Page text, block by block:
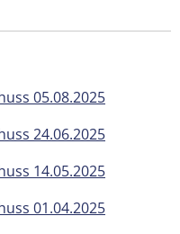
05.08.2025
24.06.2025
14.05.2025
01.04.2025